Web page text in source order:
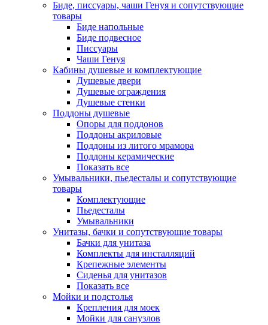
Биде, писсуары, чаши Генуя и сопутствующие
товары
Биде напольные
Биде подвесное
Писсуары
Чаши Генуя
Кабины душевые и комплектующие
Душевые двери
Душевые ограждения
Душевые стенки
Поддоны душевые
Опоры для поддонов
Поддоны акриловые
Поддоны из литого мрамора
Поддоны керамические
Показать все
Умывальники, пьедесталы и сопутствующие
товары
Комплектующие
Пьедесталы
Умывальники
Унитазы, бачки и сопутствующие товары
Бачки для унитаза
Комплекты для инсталляций
Крепежные элементы
Сиденья для унитазов
Показать все
Мойки и подстолья
Крепления для моек
Мойки для санузлов